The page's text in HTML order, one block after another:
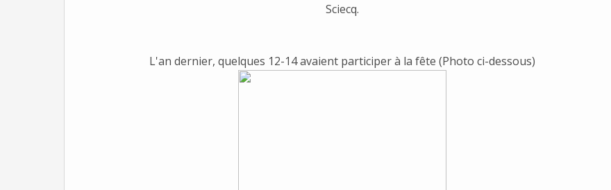
Sciecq.
L'an dernier, quelques 12-14 avaient participer à la fête (Photo ci-dessous)